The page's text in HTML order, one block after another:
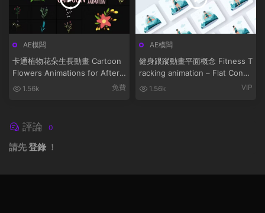
AE模闆
卡通植物花朵生長動畫 Cartoon
Flowers Animations for After
Effects
1.56k 免費
AE模闆
健身跟蹤動畫平面概念 Fitness T
racking animation – Flat Conce
pt 1.56k VIP
評論 0
請先登錄 ！